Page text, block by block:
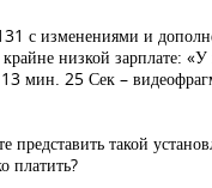
с изменениями и
низкой зарплате: «У
13 мин. 25 Сек –
такой
платить?